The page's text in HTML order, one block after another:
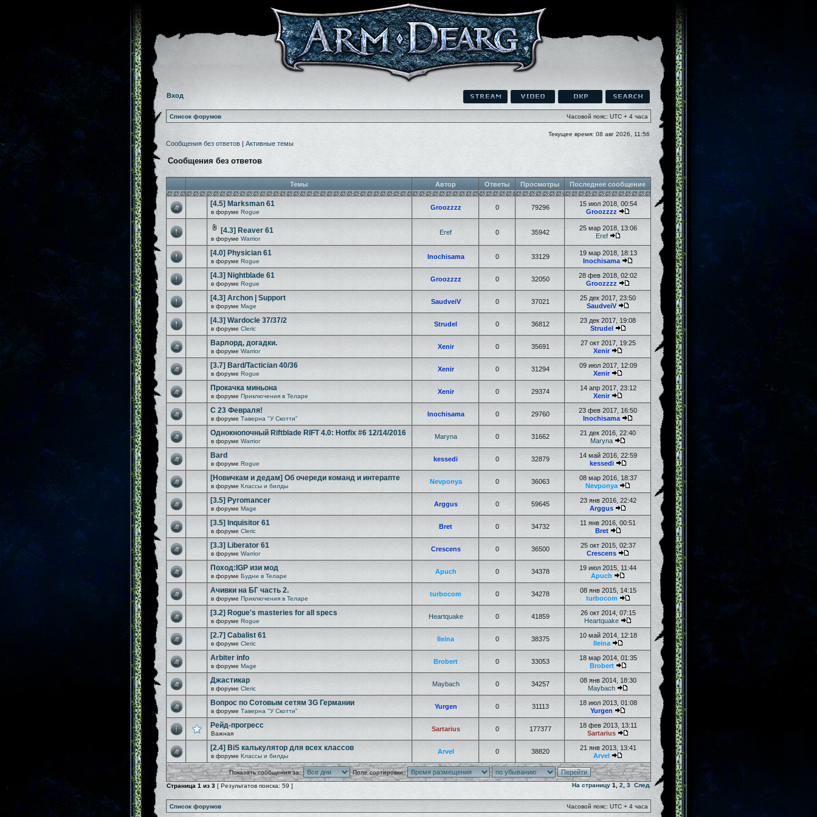
Вход
Список форумов Часовой пояс: UTC + 4 часа
Текущее время: 08 авг 2026, 11:56
Сообщения без ответов | Активные темы
Сообщения без ответов
Темы Автор Ответы Просмотры Последнее сообщение
[4.5] Marksman 61
в форуме Rogue
Groozzzz 0 79296
15 июл 2018, 00:54
Groozzzz
[4.3] Reaver 61
в форуме Warrior
Eref 0 35942
25 мар 2018, 13:06
Eref
[4.0] Physician 61
в форуме Rogue
Inochisama 0 33129
19 мар 2018, 18:13
Inochisama
[4.3] Nightblade 61
в форуме Rogue
Groozzzz 0 32050
28 фев 2018, 02:02
Groozzzz
[4.3] Archon | Support
в форуме Mage
SaudveiV 0 37021
25 дек 2017, 23:50
SaudveiV
[4.3] Wardocle 37/37/2
в форуме Cleric
Strudel 0 36812
23 дек 2017, 19:08
Strudel
Варлорд, догадки.
в форуме Warrior
Xenir 0 35691
27 окт 2017, 19:25
Xenir
[3.7] Bard/Tactician 40/36
в форуме Rogue
Xenir 0 31294
09 июл 2017, 12:09
Xenir
Прокачка миньона
в форуме Приключения в Теларе
Xenir 0 29374
14 апр 2017, 23:12
Xenir
С 23 Февраля!
в форуме Таверна "У Скотти"
Inochisama 0 29760
23 фев 2017, 16:50
Inochisama
Однокнопочный Riftblade RIFT 4.0: Hotfix #6 12/14/2016
в форуме Warrior
Maryna 0 31662
21 дек 2016, 22:40
Maryna
Bard
в форуме Rogue
kessedi 0 32879
14 май 2016, 22:59
kessedi
[Новичкам и дедам] Об очереди команд и интерапте
в форуме Классы и билды
Nevponya 0 36063
08 мар 2016, 18:37
Nevponya
[3.5] Pyromancer
в форуме Mage
Arggus 0 59645
23 янв 2016, 22:42
Arggus
[3.5] Inquisitor 61
в форуме Cleric
Bret 0 34732
11 янв 2016, 00:51
Bret
[3.3] Liberator 61
в форуме Warrior
Crescens 0 36500
25 окт 2015, 02:37
Crescens
Поход:IGP изи мод
в форуме Будни в Теларе
Apuch 0 34378
19 июл 2015, 11:44
Apuch
Ачивки на БГ часть 2.
в форуме Приключения в Теларе
turbocom 0 34278
08 янв 2015, 14:15
turbocom
[3.2] Rogue's masteries for all specs
в форуме Rogue
Heartquake 0 41859
26 окт 2014, 07:15
Heartquake
[2.7] Cabalist 61
в форуме Cleric
Ileina 0 38375
10 май 2014, 12:18
Ileina
Arbiter info
в форуме Mage
Brobert 0 33053
18 мар 2014, 01:35
Brobert
Джастикар
в форуме Cleric
Maybach 0 34257
08 янв 2014, 18:30
Maybach
Вопрос по Сотовым сетям 3G Германии
в форуме Таверна "У Скотти"
Yurgen 0 31113
18 июл 2013, 01:08
Yurgen
Рейд-прогресс
Важная
Sartarius 0 177377
18 фев 2013, 13:11
Sartarius
[2.4] BiS калькулятор для всех классов
в форуме Классы и билды
Arvel 0 38820
21 янв 2013, 13:41
Arvel
Показать сообщения за:
Поле сортировки:
Страница 1 из 3 [ Результатов поиска: 59 ] На страницу 1 2 3 След.
Список форумов Часовой пояс: UTC + 4 часа